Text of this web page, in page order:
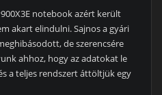
notebook azért került
akart elindulni. Sajnos a gyári
de szerencsére
ahhoz, hogy az adatokat le
a teljes rendszert áttöltjük egy